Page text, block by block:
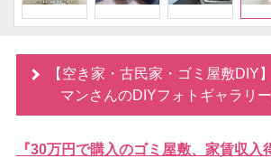
【空き家・古民家・ゴミ屋敷DIY
マンさんのDIYフォトギャラリ
『30万円で購入のゴミ屋敷、家賃収入